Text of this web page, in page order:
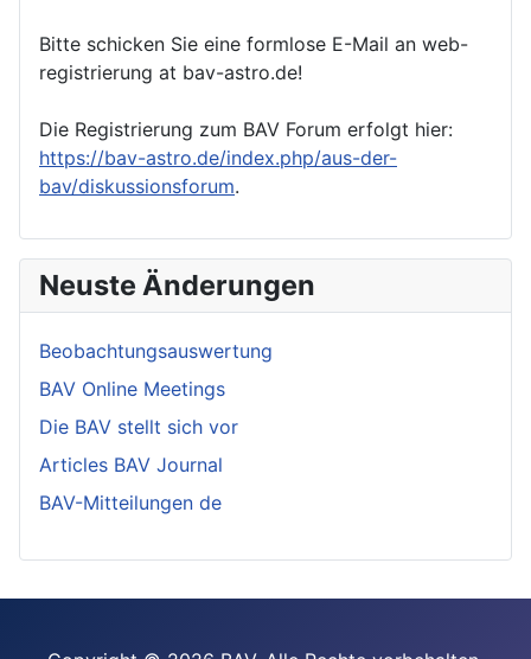
Bitte schicken Sie eine formlose E-Mail an web-
registrierung at bav-astro.de!
Die Registrierung zum BAV Forum erfolgt hier:
https://bav-astro.de/index.php/aus-der-
bav/diskussionsforum.
Neuste Änderungen
Beobachtungsauswertung
BAV Online Meetings
Die BAV stellt sich vor
Articles BAV Journal
BAV-Mitteilungen de